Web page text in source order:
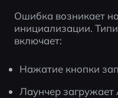
Ошибка возникает
инициализации.
включает:
Нажатие кнопки
Лаунчер загружает